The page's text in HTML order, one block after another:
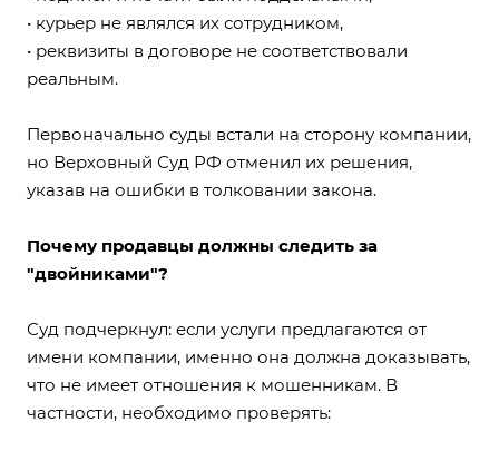
• курьер не являлся их сотрудником,
• реквизиты в договоре не соответствовали
реальным.
Первоначально суды встали на сторону компании,
но Верховный Суд РФ отменил их решения,
указав на ошибки в толковании закона.
Почему продавцы должны следить за
"двойниками"?
Суд подчеркнул: если услуги предлагаются от
имени компании, именно она должна доказывать,
что не имеет отношения к мошенникам. В
частности, необходимо проверять: